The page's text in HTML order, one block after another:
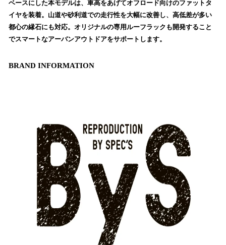
込
み
中
す
ベースにした本モデルは、車高をあげてオフロード向けのファットタ
イヤを装着。山道や砂利道での走行性を大幅に改善し、高低差が多い
都心の縁石にも対応。オリジナルの専用ルーフラックも開発すること
でスマートなアーバンアウトドアをサポートします。
BRAND INFORMATION